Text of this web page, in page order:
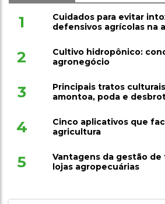
1
Cuidados para evitar
defensivos agrícolas na
2
Cultivo hidropônico:
agronegócio
3
Principais tratos
amontoa, poda e
4
Cinco aplicativos que
agricultura
5
Vantagens da gestão
lojas agropecuárias